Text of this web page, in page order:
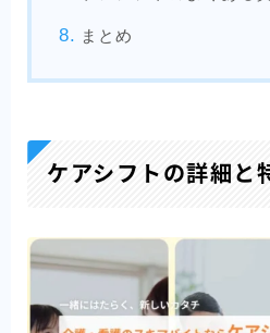
まとめ
ケアシフトの詳細と